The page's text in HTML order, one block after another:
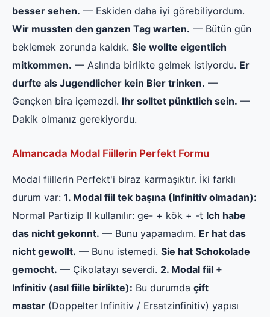
besser sehen. — Eskiden daha iyi görebiliyordum.
Wir mussten den ganzen Tag warten. — Bütün gün
beklemek zorunda kaldık. Sie wollte eigentlich
mitkommen. — Aslında birlikte gelmek istiyordu. Er
durfte als Jugendlicher kein Bier trinken. —
Gençken bira içemezdi. Ihr solltet pünktlich sein. —
Dakik olmanız gerekiyordu.
Almancada Modal Fiillerin Perfekt Formu
Modal fiillerin Perfekt'i biraz karmaşıktır. İki farklı
durum var: 1. Modal fiil tek başına (Infinitiv olmadan):
Normal Partizip II kullanılır: ge- + kök + -t Ich habe
das nicht gekonnt. — Bunu yapamadım. Er hat das
nicht gewollt. — Bunu istemedi. Sie hat Schokolade
gemocht. — Çikolatayı severdi. 2. Modal fiil +
Infinitiv (asıl fiille birlikte): Bu durumda çift
mastar (Doppelter Infinitiv / Ersatzinfinitiv) yapısı